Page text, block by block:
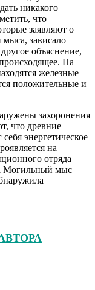
никакого
что
заявляют о
мыса, зависало
объяснение,
На
железные
положительные и
захоронения
что древние
энергетическое
на
отряда
Могильный мыс